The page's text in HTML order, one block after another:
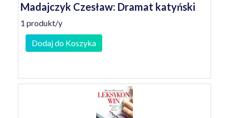
Madajczyk Czesław: Dramat katyński
1 produkt/y
Dodaj do Koszyka